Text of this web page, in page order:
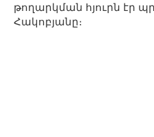
թողարկման հյուրն էր
Հակոբյանը։